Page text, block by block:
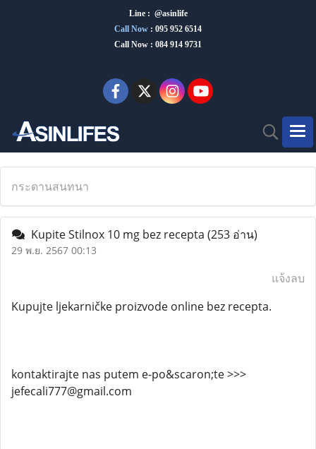
Line : @asinlife
Call Now : 095 952 6514
Call Now : 084 914 9731
กระดานสนทนา
Kupite Stilnox 10 mg bez recepta (253 อ่าน)
29 พ.ย. 2567 00:13
แจ้งลบ
Kupujte ljekarničke proizvode online bez recepta.
kontaktirajte nas putem e-po&scaron;te >>>
jefecali777@gmail.com